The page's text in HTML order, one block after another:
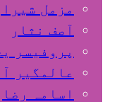
مزمل
آصف نثار
پروفیسر
عالمگیر
اسامہ رضا